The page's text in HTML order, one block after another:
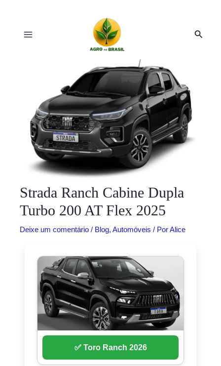
Menu
Strada Ranch Cabine Dupla
Turbo 200 AT Flex 2025
Deixe um comentário / Blog, Automóveis / PorAlice
✅ Toro Ranch 2026